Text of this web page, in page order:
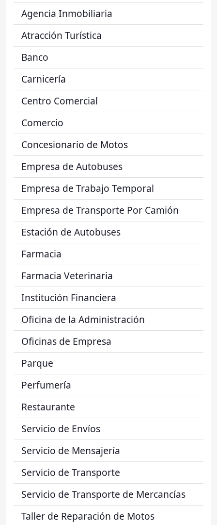
Agencia Inmobiliaria
Atracción Turística
Banco
Carnicería
Centro Comercial
Comercio
Concesionario de Motos
Empresa de Autobuses
Empresa de Trabajo Temporal
Empresa de Transporte Por Camión
Estación de Autobuses
Farmacia
Farmacia Veterinaria
Institución Financiera
Oficina de la Administración
Oficinas de Empresa
Parque
Perfumería
Restaurante
Servicio de Envíos
Servicio de Mensajería
Servicio de Transporte
Servicio de Transporte de Mercancías
Taller de Reparación de Motos